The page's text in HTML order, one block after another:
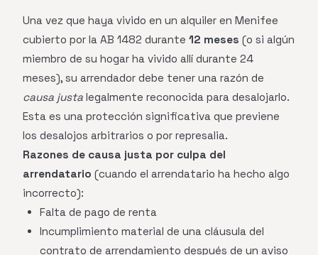
Una vez que haya vivido en un alquiler en Menifee
cubierto por la AB 1482 durante 12 meses (o si algún
miembro de su hogar ha vivido allí durante 24
meses), su arrendador debe tener una razón de
causa justa legalmente reconocida para desalojarlo.
Esta es una protección significativa que previene
los desalojos arbitrarios o por represalia.
Razones de causa justa por culpa del
arrendatario (cuando el arrendatario ha hecho algo
incorrecto):
Falta de pago de renta
Incumplimiento material de una cláusula del
contrato de arrendamiento después de un aviso